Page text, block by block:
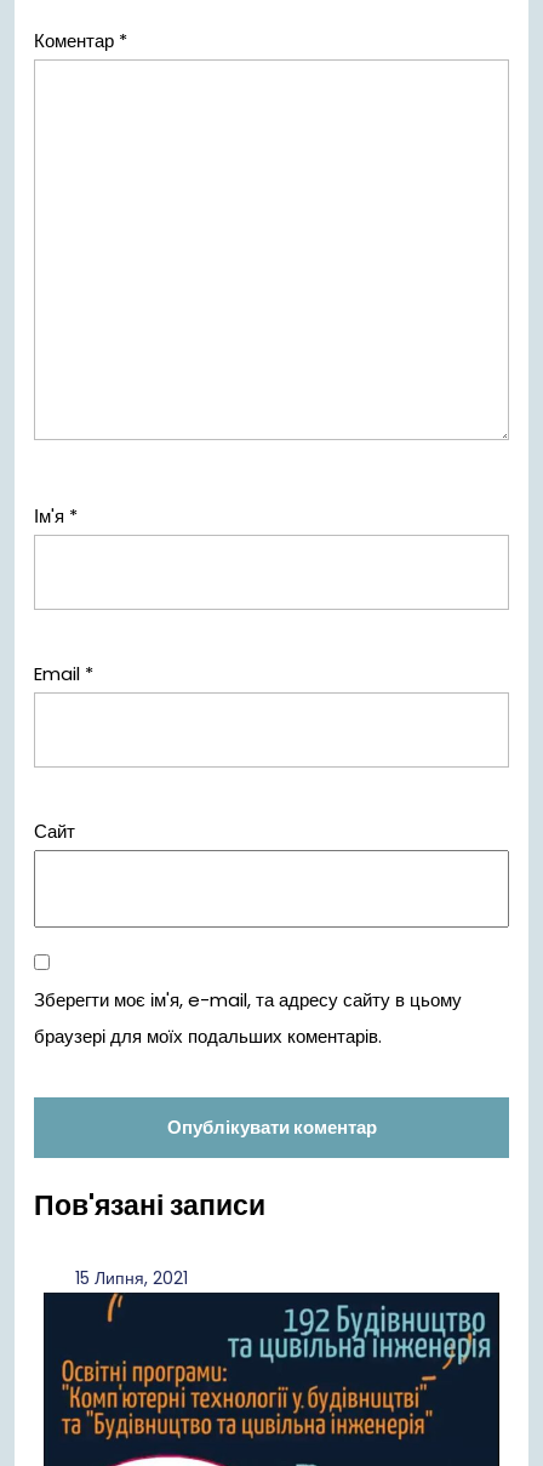
Коментар *
Ім'я *
Email *
Сайт
Зберегти моє ім'я, e-mail, та адресу сайту в цьому
браузері для моїх подальших коментарів.
Пов'язані записи
15 Липня, 202115
Липня,